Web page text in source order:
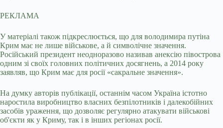
РЕКЛАМА
У матеріалі також підкреслюється, що для володимира путіна
Крим має не лише військове, а й символічне значення.
Російський президент неодноразово називав анексію півострова
одним зі своїх головних політичних досягнень, а 2014 року
заявляв, що Крим має для росії «сакральне значення».
На думку авторів публікації, останнім часом Україна істотно
наростила виробництво власних безпілотників і далекобійних
засобів ураження, що дозволяє регулярно атакувати військові
об'єкти як у Криму, так і в інших регіонах росії.